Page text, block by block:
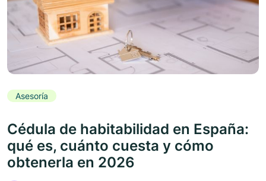
Asesoría
Cédula de habitabilidad en España:
qué es, cuánto cuesta y cómo
obtenerla en 2026